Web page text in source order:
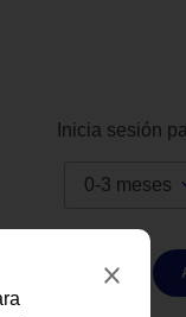
Inicia sesión
0-3 meses